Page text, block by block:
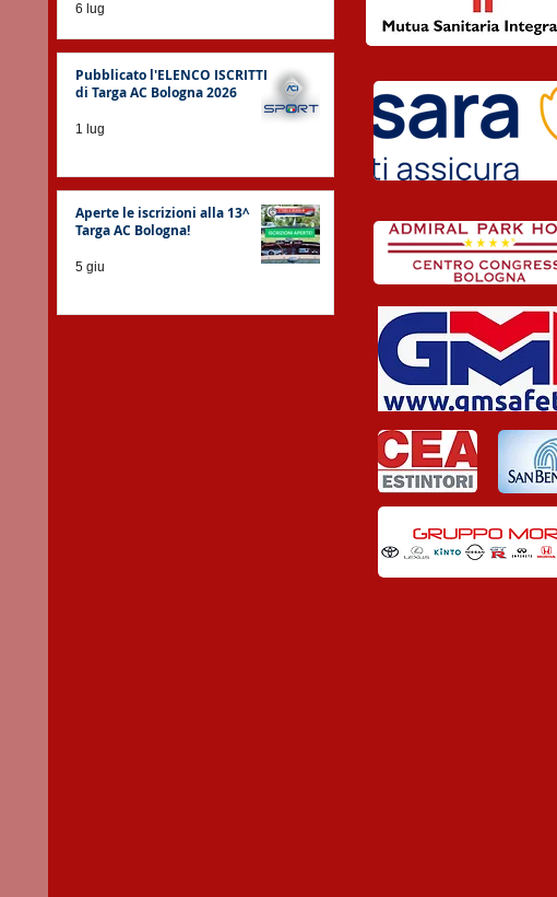
6 lug
Pubblicato l'ELENCO ISCRITTI
di Targa AC Bologna 2026
1 lug
Aperte le iscrizioni alla 13^
Targa AC Bologna!
5 giu